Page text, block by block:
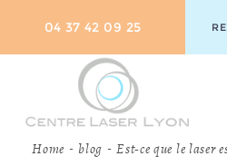
04 37 42 09 25
Home - blog -Est-ce que le laser